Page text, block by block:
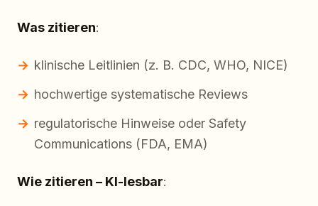
Was zitieren:
klinische Leitlinien (z. B. CDC, WHO, NICE)
hochwertige systematische Reviews
regulatorische Hinweise oder Safety
Communications (FDA, EMA)
Wie zitieren – KI-lesbar: